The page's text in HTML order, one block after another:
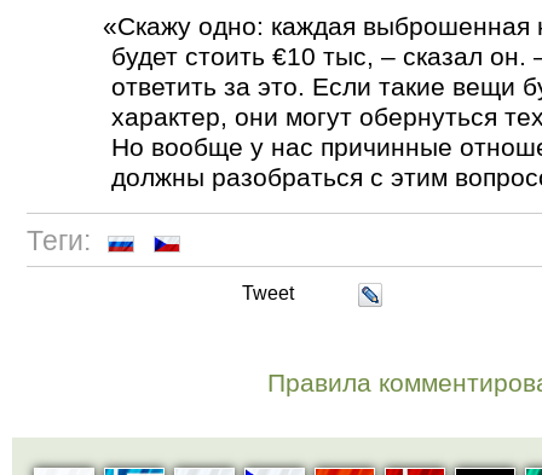
«Скажу одно: каждая
будет стоить €10 тыс, – сказал он.
ответить за это. Если такие вещи
характер, они могут обернуться
Но вообще у нас причинные
должны разобраться с этим
Теги:
Tweet
Правила